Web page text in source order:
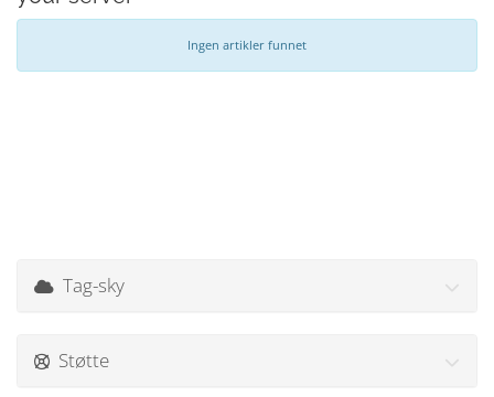
Ingen artikler funnet
Tag-sky
Støtte